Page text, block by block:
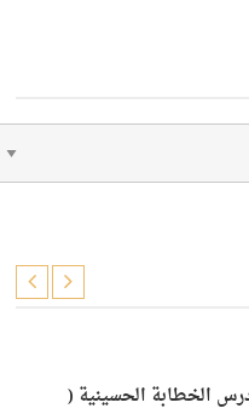
الخطابة الحسينية (